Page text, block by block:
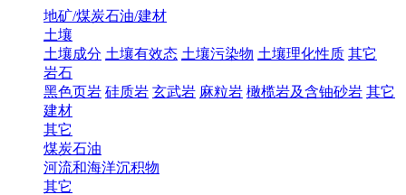
地矿/煤炭石油/建材
土壤
土壤成分 土壤有效态 土壤污染物 土壤理化性质 其它
岩石
黑色页岩 硅质岩 玄武岩 麻粒岩 橄榄岩及含铀砂岩 其它
建材
其它
煤炭石油
河流和海洋沉积物
其它